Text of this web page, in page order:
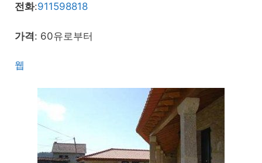
전화:911598818
가격: 60유로부터
웹